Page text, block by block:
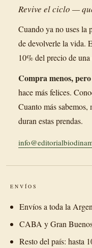
Revive el ciclo —
Cuando ya no uses la
de devolverle la vida.
10% del precio de una
Compra menos,
hace más felices.
Cuanto más sabemos,
duran estas prendas.
ENVÍOS
Envíos a toda la
CABA y Gran
Resto del país: hasta